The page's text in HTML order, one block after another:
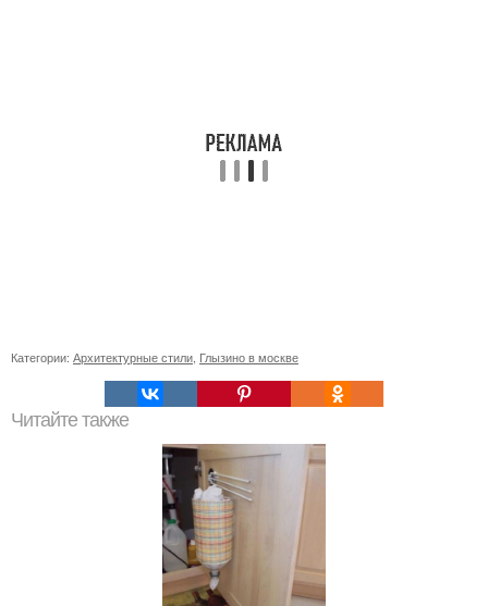
Категории: Архитектурные стили Глызино в москве
Читайте также